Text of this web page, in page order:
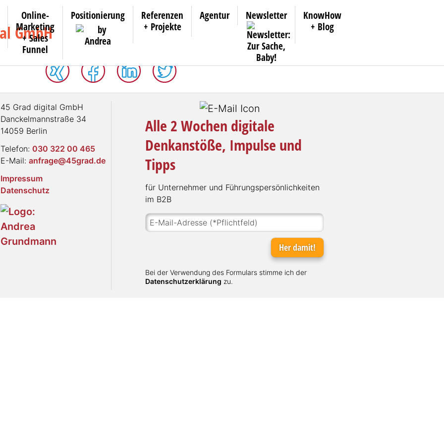
Online-
Marketing
+ Sales
Funnel
Positionierung
Referenzen
+ Projekte
Agentur Newsletter
KnowHow
+ Blog
45 Grad digital GmbH
Danckelmannstraße 34
14059 Berlin
Telefon: 030 322 00 465
E-Mail: anfrage@45grad.de
Impressum
Datenschutz
Alle 2 Wochen digitale
Denkanstöße, Impulse und
Tipps
für Unter­neh­mer und Füh­rungs­per­sön­lich­kei­ten
im B2B
Her damit!
Bei der Verwendung des Formulars stimme ich der
Datenschutzerklärung zu.